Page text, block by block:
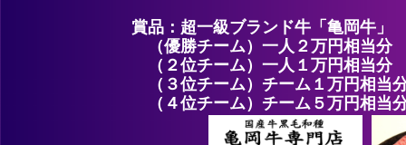
賞品：超一級ブランド牛「亀岡牛」
（優勝チーム）一人２万円相当分
（２位チーム）一人１万円相当分
（３位チーム）チーム１万円相当
（４位チーム）チーム５万円相当